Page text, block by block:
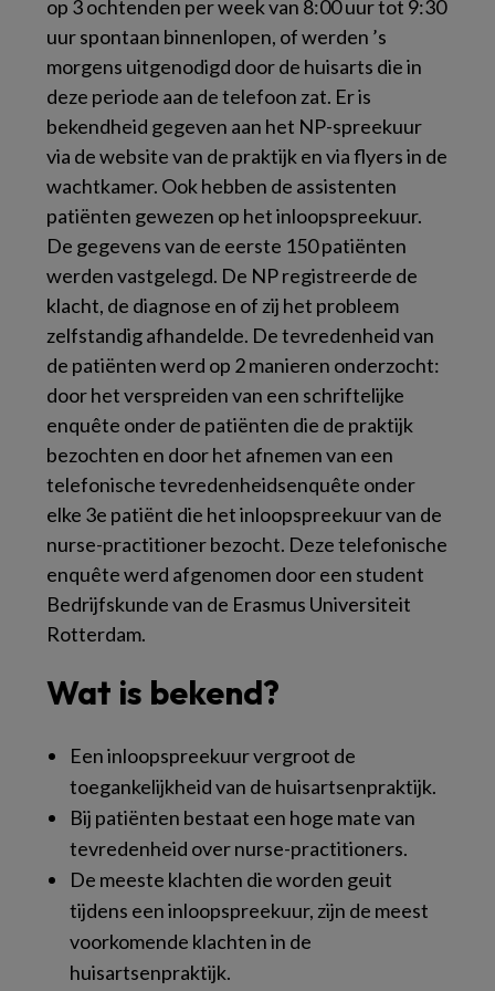
op 3 ochtenden per week van 8:00 uur tot 9:30
uur spontaan binnenlopen, of werden ’s
morgens uitgenodigd door de huisarts die in
deze periode aan de telefoon zat. Er is
bekendheid gegeven aan het NP-spreekuur
via de website van de praktijk en via flyers in de
wachtkamer. Ook hebben de assistenten
patiënten gewezen op het inloopspreekuur.
De gegevens van de eerste 150 patiënten
werden vastgelegd. De NP registreerde de
klacht, de diagnose en of zij het probleem
zelfstandig afhandelde. De tevredenheid van
de patiënten werd op 2 manieren onderzocht:
door het verspreiden van een schriftelijke
enquête onder de patiënten die de praktijk
bezochten en door het afnemen van een
telefonische tevredenheidsenquête onder
elke 3e patiënt die het inloopspreekuur van de
nurse-practitioner bezocht. Deze telefonische
enquête werd afgenomen door een student
Bedrijfskunde van de Erasmus Universiteit
Rotterdam.
Wat is bekend?
Een inloopspreekuur vergroot de
toegankelijkheid van de huisartsenpraktijk.
Bij patiënten bestaat een hoge mate van
tevredenheid over nurse-practitioners.
De meeste klachten die worden geuit
tijdens een inloopspreekuur, zijn de meest
voorkomende klachten in de
huisartsenpraktijk.